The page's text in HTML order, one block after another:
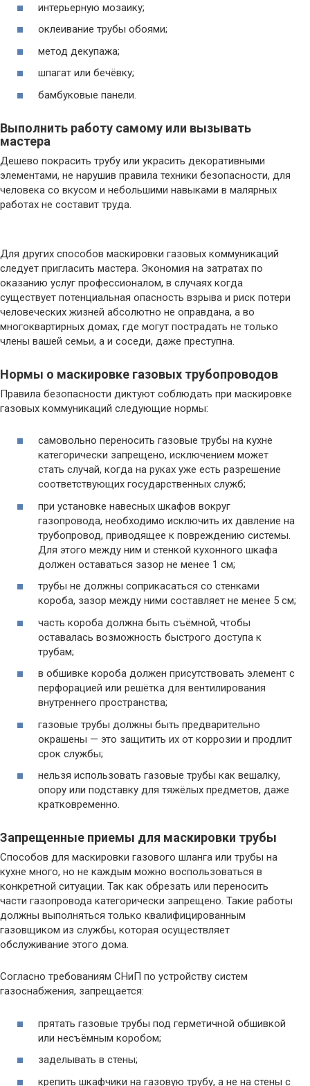
интерьерную мозаику;
оклеивание трубы обоями;
метод декупажа;
шпагат или бечёвку;
бамбуковые панели.
Выполнить работу самому или вызывать
мастера
Дешево покрасить трубу или украсить декоративными
элементами, не нарушив правила техники безопасности, для
человека со вкусом и небольшими навыками в малярных
работах не составит труда.
Для других способов маскировки газовых коммуникаций
следует пригласить мастера. Экономия на затратах по
оказанию услуг профессионалом, в случаях когда
существует потенциальная опасность взрыва и риск потери
человеческих жизней абсолютно не оправдана, а во
многоквартирных домах, где могут пострадать не только
члены вашей семьи, а и соседи, даже преступна.
Нормы о маскировке газовых трубопроводов
Правила безопасности диктуют соблюдать при маскировке
газовых коммуникаций следующие нормы:
самовольно переносить газовые трубы на кухне
категорически запрещено, исключением может
стать случай, когда на руках уже есть разрешение
соответствующих государственных служб;
при установке навесных шкафов вокруг
газопровода, необходимо исключить их давление на
трубопровод, приводящее к повреждению системы.
Для этого между ним и стенкой кухонного шкафа
должен оставаться зазор не менее 1 см;
трубы не должны соприкасаться со стенками
короба, зазор между ними составляет не менее 5 см;
часть короба должна быть съёмной, чтобы
оставалась возможность быстрого доступа к
трубам;
в обшивке короба должен присутствовать элемент с
перфорацией или решётка для вентилирования
внутреннего пространства;
газовые трубы должны быть предварительно
окрашены — это защитить их от коррозии и продлит
срок службы;
нельзя использовать газовые трубы как вешалку,
опору или подставку для тяжёлых предметов, даже
кратковременно.
Запрещенные приемы для маскировки трубы
Способов для маскировки газового шланга или трубы на
кухне много, но не каждым можно воспользоваться в
конкретной ситуации. Так как обрезать или переносить
части газопровода категорически запрещено. Такие работы
должны выполняться только квалифицированным
газовщиком из службы, которая осуществляет
обслуживание этого дома.
Согласно требованиям СНиП по устройству систем
газоснабжения, запрещается:
прятать газовые трубы под герметичной обшивкой
или несъёмным коробом;
заделывать в стены;
крепить шкафчики на газовую трубу, а не на стены с